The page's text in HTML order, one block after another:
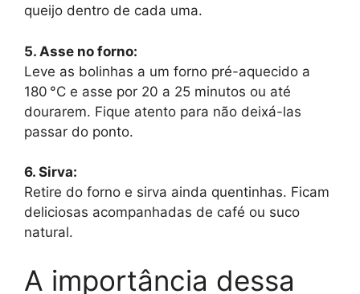
queijo dentro de cada uma.
5. Asse no forno:
Leve as bolinhas a um forno pré-aquecido a
180 °C e asse por 20 a 25 minutos ou até
dourarem. Fique atento para não deixá-las
passar do ponto.
6. Sirva:
Retire do forno e sirva ainda quentinhas. Ficam
deliciosas acompanhadas de café ou suco
natural.
A importância dessa